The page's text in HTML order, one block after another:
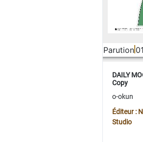
Parution
DAILY
Copy
o-okun
Éditeur :
Studio